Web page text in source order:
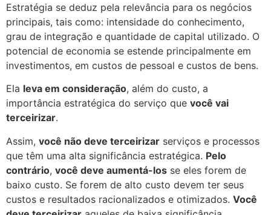
Estratégia se deduz pela relevância para os negócios
principais, tais como: intensidade do conhecimento,
grau de integração e quantidade de capital utilizado. O
potencial de economia se estende principalmente em
investimentos, em custos de pessoal e custos de bens.
Ela leva em consideração, além do custo, a
importância estratégica do serviço que você vai
terceirizar.
Assim, você não deve terceirizar serviços e processos
que têm uma alta significância estratégica. Pelo
contrário, você deve aumentá-los se eles forem de
baixo custo. Se forem de alto custo devem ter seus
custos e resultados racionalizados e otimizados. Você